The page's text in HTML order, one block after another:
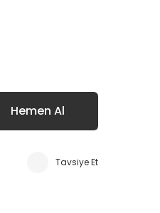
Hemen Al
Tavsiye Et